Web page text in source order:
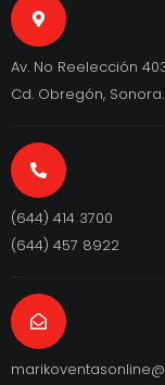
Av. No Reelección
Cd. Obregón, Sonora.
(644) 414 3700
(644) 457 8922